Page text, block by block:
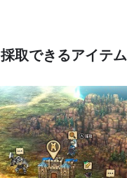
採取できるアイテム